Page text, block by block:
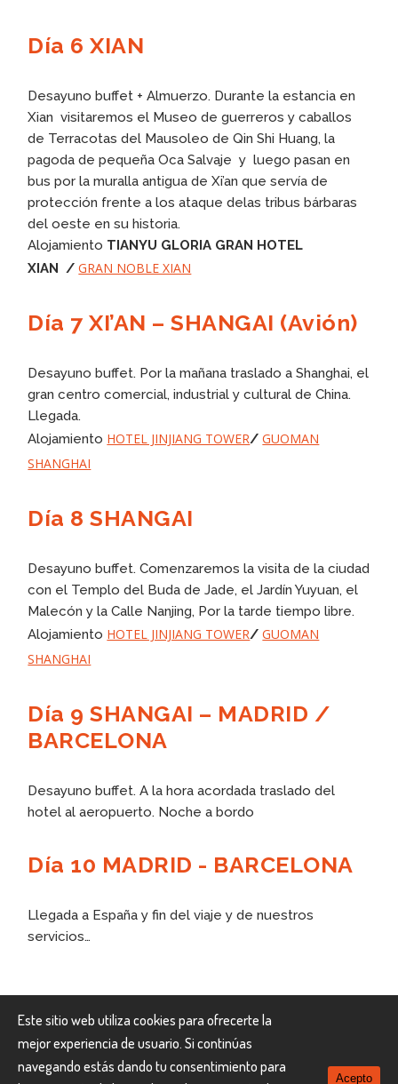
Día 6 XIAN
Desayuno buffet + Almuerzo. Durante la estancia en
Xian visitaremos el Museo de guerreros y caballos
de Terracotas del Mausoleo de Qin Shi Huang, la
pagoda de pequeña Oca Salvaje y luego pasan en
bus por la muralla antigua de Xi’an que servía de
protección frente a los ataque delas tribus bárbaras
del oeste en su historia.
Alojamiento TIANYU GLORIA GRAN HOTEL
XIAN /GRAN NOBLE XIAN
Día 7 XI’AN – SHANGAI (Avión)
Desayuno buffet. Por la mañana traslado a Shanghai, el
gran centro comercial, industrial y cultural de China.
Llegada.
Alojamiento HOTEL JINJIANG TOWER/GUOMAN
SHANGHAI
Día 8 SHANGAI
Desayuno buffet. Comenzaremos la visita de la ciudad
con el Templo del Buda de Jade, el Jardín Yuyuan, el
Malecón y la Calle Nanjing, Por la tarde tiempo libre.
Alojamiento HOTEL JINJIANG TOWER/GUOMAN
SHANGHAI
Día 9 SHANGAI – MADRID /
BARCELONA
Desayuno buffet. A la hora acordada traslado del
hotel al aeropuerto. Noche a bordo
Día 10 MADRID - BARCELONA
Llegada a España y fin del viaje y de nuestros
servicios…
Este sitio web utiliza cookies para ofrecerte la
mejor experiencia de usuario. Si continúas
navegando estás dando tu consentimiento para
Acepto